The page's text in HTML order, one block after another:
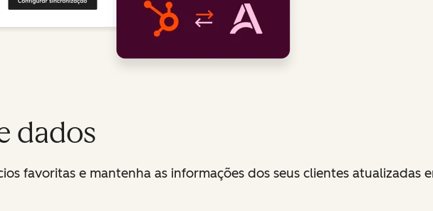
dados
favoritas e mantenha as informações dos seus clientes atualizadas